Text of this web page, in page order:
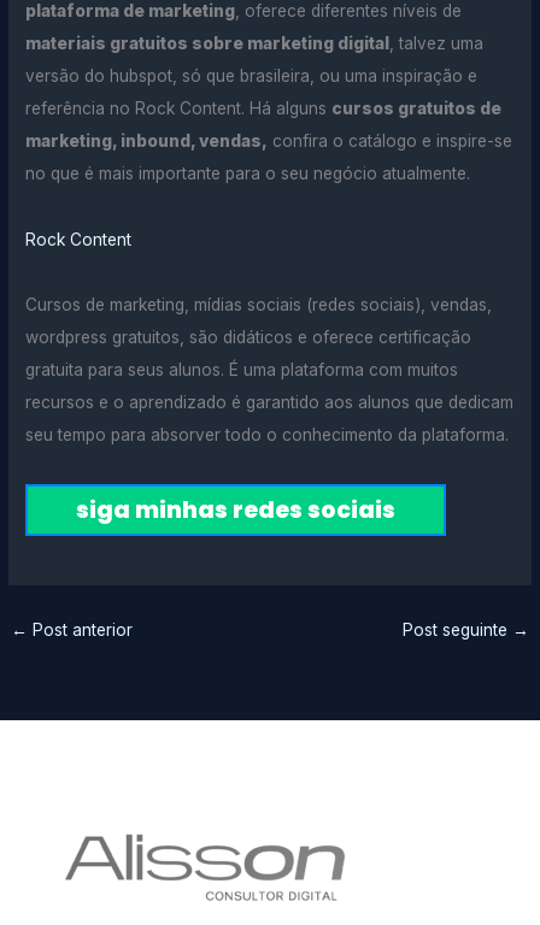
plataforma de marketing, oferece diferentes níveis de
materiais gratuitos sobre marketing digital , talvez uma
versão do hubspot, só que brasileira, ou uma inspiração e
referência no Rock Content. Há alguns cursos gratuitos de
marketing, inbound, vendas, confira o catálogo e inspire-se
no que é mais importante para o seu negócio atualmente.
Rock Content
Cursos de marketing, mídias sociais (redes sociais), vendas,
wordpress gratuitos, são didáticos e oferece certificação
gratuita para seus alunos. É uma plataforma com muitos
recursos e o aprendizado é garantido aos alunos que dedicam
seu tempo para absorver todo o conhecimento da plataforma.
siga minhas redes sociais
← Post anterior Post seguinte →